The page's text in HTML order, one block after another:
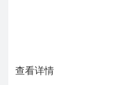
查看详情